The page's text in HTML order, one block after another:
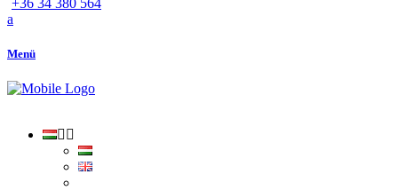
+36 34 380 564
Menü